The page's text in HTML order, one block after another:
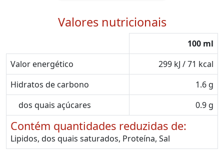
Valores nutricionais
100 ml
Valor energético
299 kJ / 71 kcal
Hidratos de carbono
1.6 g
dos quais açúcares
0.9 g
Contém quantidades reduzidas de:
Lipidos, dos quais saturados, Proteína, Sal